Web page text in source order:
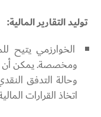
توليد التقارير المالية:
الخوارزمي يتيح
ومخصصة. يمكن أن
وحالة التدفق
اتخاذ القرارات